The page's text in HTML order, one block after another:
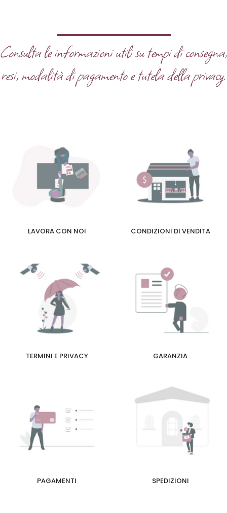
Consulta le informazioni utili su tempi di consegna,
resi, modalità di pagamento e tutela della privacy.
LAVORA CON NOI CONDIZIONI DI VENDITA
TERMINI E PRIVACY GARANZIA
PAGAMENTI SPEDIZIONI